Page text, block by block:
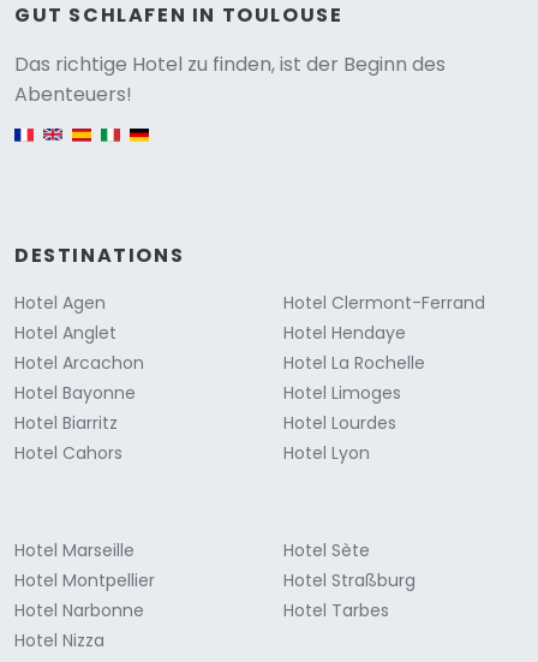
GUT SCHLAFEN IN TOULOUSE
Das richtige Hotel zu finden, ist der Beginn des
Abenteuers!
English version
DESTINATIONS
Hotel Agen
Hotel Anglet
Hotel Arcachon
Hotel Bayonne
Hotel Biarritz
Hotel Cahors
Hotel Clermont-Ferrand
Hotel Hendaye
Hotel La Rochelle
Hotel Limoges
Hotel Lourdes
Hotel Lyon
Hotel Marseille
Hotel Montpellier
Hotel Narbonne
Hotel Nizza
Hotel Sète
Hotel Straßburg
Hotel Tarbes